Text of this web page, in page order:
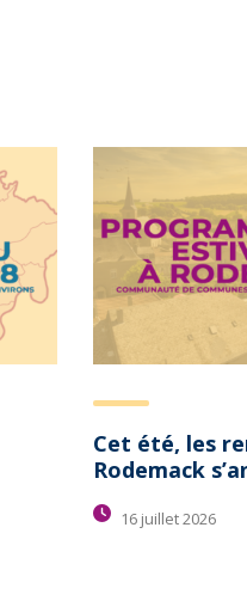
Cet été, les
Rodemack
16 juillet 2026